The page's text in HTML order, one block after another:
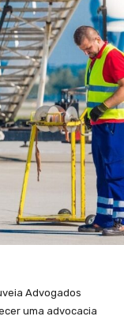
Advogados
uma advocacia